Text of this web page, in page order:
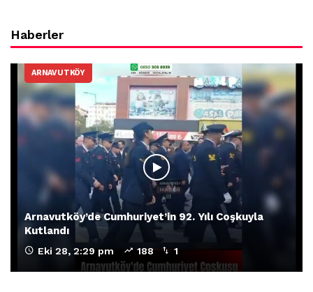
Haberler
ARNAVUTKÖY
Arnavutköy’de Cumhuriyet’in 92. Yılı Coşkuyla
Kutlandı
Eki 28, 2:29 pm 188 1